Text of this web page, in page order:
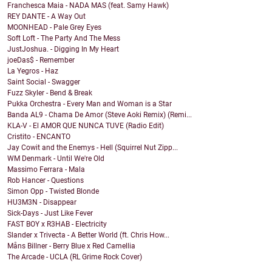
Franchesca Maia - NADA MAS (feat. Samy Hawk)
REY DANTE - A Way Out
MOONHEAD - Pale Grey Eyes
Soft Loft - The Party And The Mess
JustJoshua. - Digging In My Heart
joeDas$ - Remember
La Yegros - Haz
Saint Social - Swagger
Fuzz Skyler - Bend & Break
Pukka Orchestra - Every Man and Woman is a Star
Banda AL9 - Chama De Amor (Steve Aoki Remix) (Remi...
KLA-V - El AMOR QUE NUNCA TUVE (Radio Edit)
Cristito - ENCANTO
Jay Cowit and the Enemys - Hell (Squirrel Nut Zipp...
WM Denmark - Until We're Old
Massimo Ferrara - Mala
Rob Hancer - Questions
Simon Opp - Twisted Blonde
HU3M3N - Disappear
Sick-Days - Just Like Fever
FAST BOY x R3HAB - Electricity
Slander x Trivecta - A Better World (ft. Chris How...
Måns Billner - Berry Blue x Red Camellia
The Arcade - UCLA (RL Grime Rock Cover)